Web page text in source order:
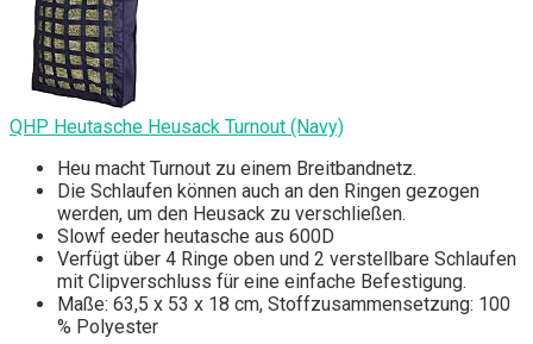
QHP Heutasche Heusack Turnout (Navy)
Heu macht Turnout zu einem Breitbandnetz.
Die Schlaufen können auch an den Ringen gezogen
werden, um den Heusack zu verschließen.
Slowf eeder heutasche aus 600D
Verfügt über 4 Ringe oben und 2 verstellbare Schlaufen
mit Clipverschluss für eine einfache Befestigung.
Maße: 63,5 x 53 x 18 cm, Stoffzusammensetzung: 100
% Polyester